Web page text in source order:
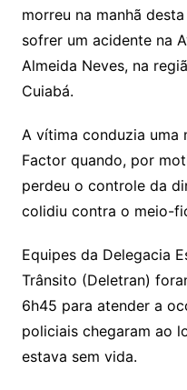
morreu na manhã
sofrer um acidente na
Almeida Neves, na
Cuiabá.
A vítima conduzia uma
Factor quando, por
perdeu o controle da
colidiu contra o meio-
Equipes da Delegacia
Trânsito (Deletran)
6h45 para atender a
policiais chegaram ao
estava sem vida.